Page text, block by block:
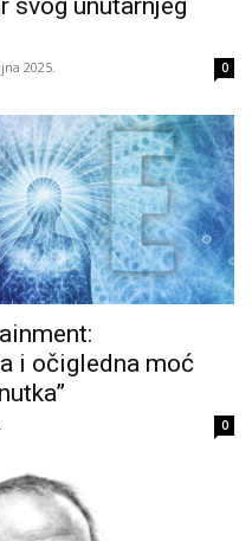
svog unutarnjeg
2025. 0
i očigledna moć
0